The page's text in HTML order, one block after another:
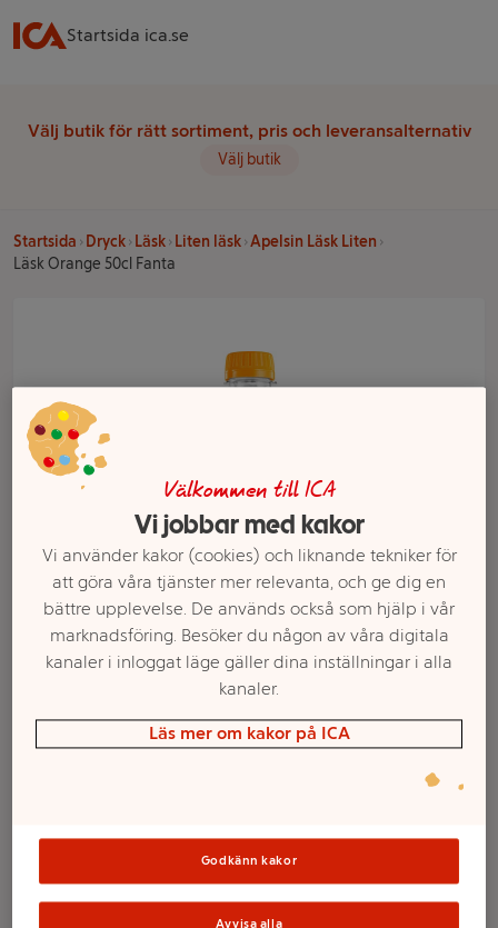
Startsida ica.se
Välj butik för rätt sortiment, pris och leveransalternativ
Välj butik
Startsida Dryck Läsk Liten läsk Apelsin Läsk Liten
Läsk Orange 50cl Fanta
Sortimentet kan variera mellan butikerna
Välkommen till ICA
Vi jobbar med kakor
Vi använder kakor (cookies) och liknande tekniker för
att göra våra tjänster mer relevanta, och ge dig en
bättre upplevelse. De används också som hjälp i vår
marknadsföring. Besöker du någon av våra digitala
kanaler i inloggat läge gäller dina inställningar i alla
kanaler.
Läs mer om kakor på ICA
Godkänn kakor
Avvisa alla